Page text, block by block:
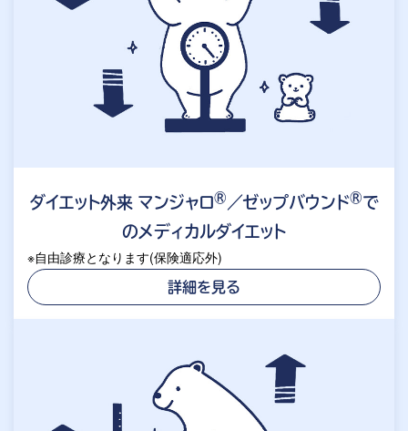
ダイエット外来 マンジャロ® ／ゼップバウンド®で
のメディカルダイエット
※自由診療となります(保険適応外)
詳細を見る